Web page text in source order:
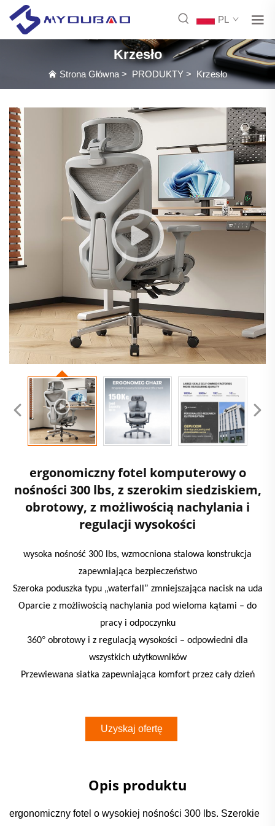
PL
Krzesło
Strona Główna > PRODUKTY > Krzesło
ergonomiczny fotel komputerowy o
nośności 300 lbs, z szerokim siedziskiem,
obrotowy, z możliwością nachylania i
regulacji wysokości
wysoka nośność 300 lbs, wzmocniona stalowa konstrukcja
zapewniająca bezpieczeństwo
Szeroka poduszka typu „waterfall” zmniejszająca nacisk na uda
Oparcie z możliwością nachylania pod wieloma kątami – do
pracy i odpoczynku
360° obrotowy i z regulacją wysokości – odpowiedni dla
wszystkich użytkowników
Przewiewana siatka zapewniająca komfort przez cały dzień
Uzyskaj ofertę
Opis produktu
ergonomiczny fotel o wysokiej nośności 300 lbs. Szerokie